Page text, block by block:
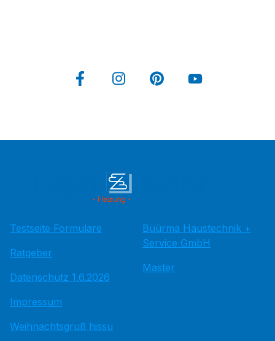
Testseite Formulare
Ratgeber
Datenschutz 1.6.2026
Impressum
Weihnachtsgruß hissu
Büürma Haustechnik +
Service GmbH
Master